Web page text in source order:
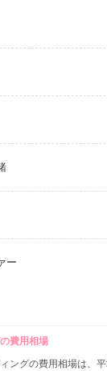
ー
費用相場
ングの費用相場は、